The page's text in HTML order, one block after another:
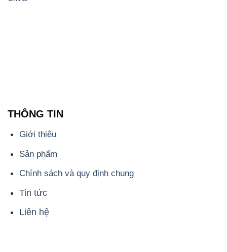
THÔNG TIN
Giới thiệu
Sản phẩm
Chính sách và quy định chung
Tin tức
Liên hệ